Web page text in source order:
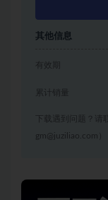
其他信息
有效期
累计销量
下载遇到问题？
gm@juziliao.com）